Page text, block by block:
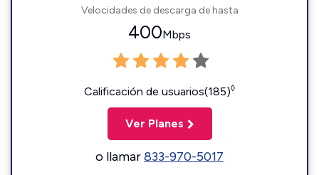
Velocidades de descarga de hasta
400Mbps
Calificación de usuarios(185)◊
Ver Planes
o llamar833-970-5017